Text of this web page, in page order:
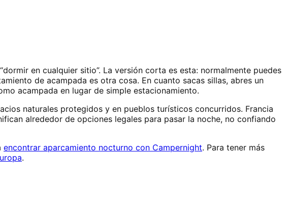
en cualquier sitio”. La versión corta es esta: normalmente puedes
de acampada es otra cosa. En cuanto sacas sillas, abres un
acampada en lugar de simple estacionamiento.
naturales protegidos y en pueblos turísticos concurridos. Francia
alrededor de opciones legales para pasar la noche, no confiando
encontrar aparcamiento nocturno con Campernight. Para tener más
.